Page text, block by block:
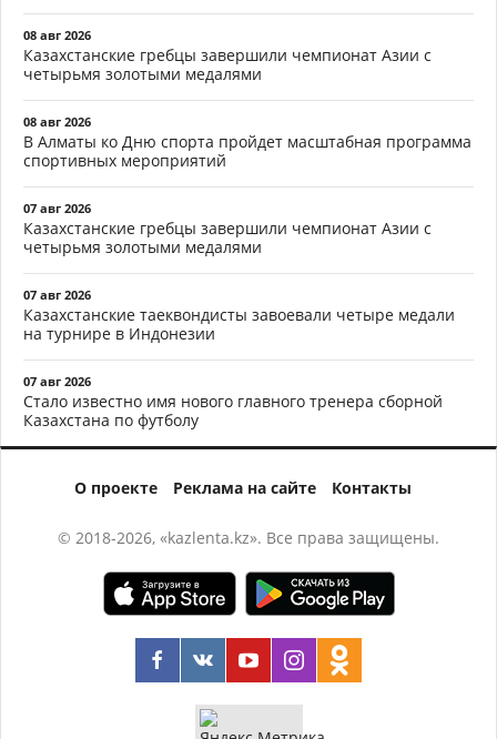
08 авг 2026
Казахстанские гребцы завершили чемпионат Азии с
четырьмя золотыми медалями
08 авг 2026
В Алматы ко Дню спорта пройдет масштабная программа
спортивных мероприятий
07 авг 2026
Казахстанские гребцы завершили чемпионат Азии с
четырьмя золотыми медалями
07 авг 2026
Казахстанские таеквондисты завоевали четыре медали
на турнире в Индонезии
07 авг 2026
Стало известно имя нового главного тренера сборной
Казахстана по футболу
О проекте Реклама на сайте Контакты
© 2018-2026, «kazlenta.kz». Все права защищены.